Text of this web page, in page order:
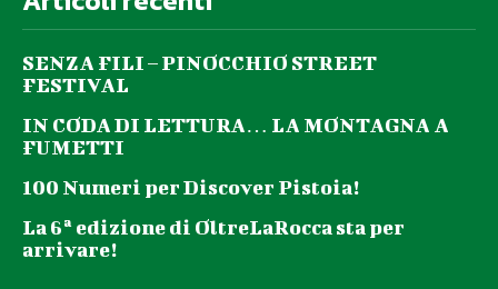
SENZA FILI – PINOCCHIO STREET
FESTIVAL
IN CODA DI LETTURA… LA MONTAGNA A
FUMETTI
100 Numeri per Discover Pistoia!
La 6ª edizione di OltreLaRocca sta per
arrivare!